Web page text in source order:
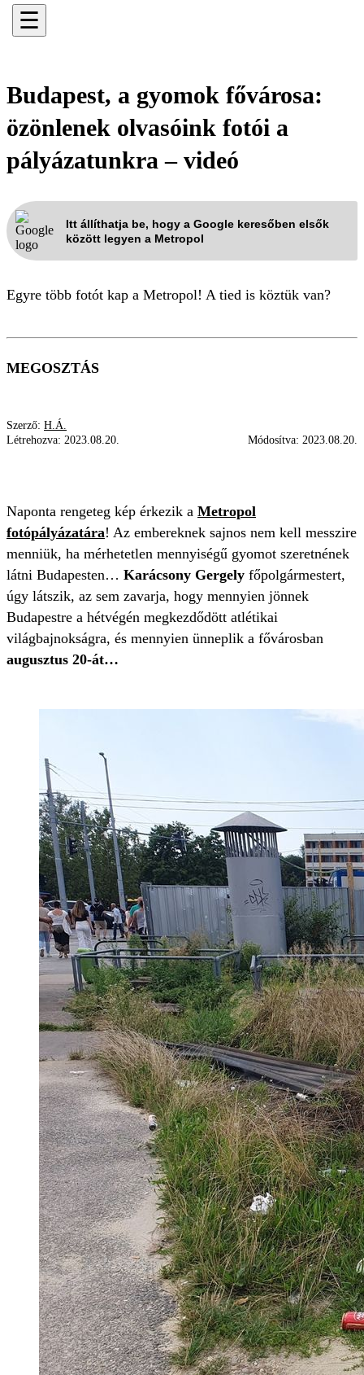
☰
Budapest, a gyomok fővárosa:
özönlenek olvasóink fotói a
pályázatunkra – videó
Itt állíthatja be, hogy a Google keresőben elsők
között legyen a Metropol
Egyre több fotót kap a Metropol! A tied is köztük van?
MEGOSZTÁS
Szerző: H.Á.
Létrehozva: 2023.08.20. Módosítva: 2023.08.20.
Naponta rengeteg kép érkezik a Metropol
fotópályázatára! Az embereknek sajnos nem kell messzire
menniük, ha mérhetetlen mennyiségű gyomot szeretnének
látni Budapesten… Karácsony Gergely főpolgármestert,
úgy látszik, az sem zavarja, hogy mennyien jönnek
Budapestre a hétvégén megkezdődött atlétikai
világbajnokságra, és mennyien ünneplik a fővárosban
augusztus 20-át…